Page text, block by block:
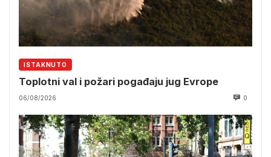
ISTAKNUTO
Toplotni val i požari pogađaju jug Evrope
06/08/2026 0